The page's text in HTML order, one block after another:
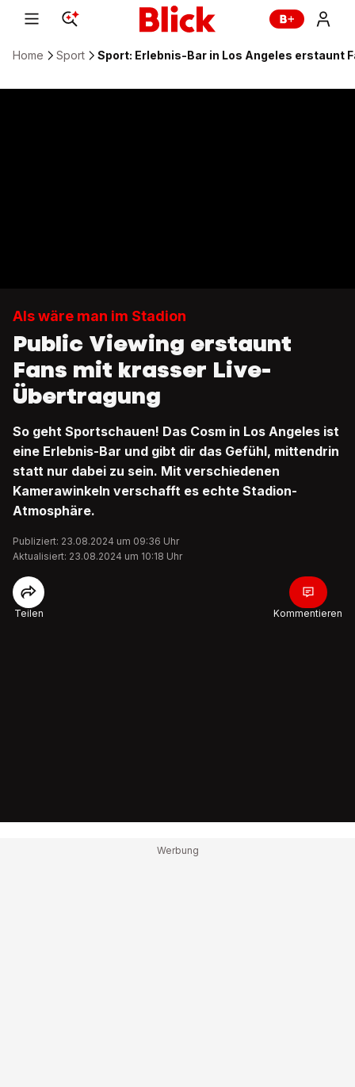
Home Sport Sport: Erlebnis-Bar in Los Angeles erstaunt
Als wäre man im Stadion
Public Viewing erstaunt
Fans mit krasser Live-
Übertragung
So geht Sportschauen! Das Cosm in Los Angeles ist
eine Erlebnis-Bar und gibt dir das Gefühl, mittendrin
statt nur dabei zu sein. Mit verschiedenen
Kamerawinkeln verschafft es echte Stadion-
Atmosphäre.
Publiziert: 23.08.2024 um 09:36 Uhr
Aktualisiert: 23.08.2024 um 10:18 Uhr
Teilen Kommentieren